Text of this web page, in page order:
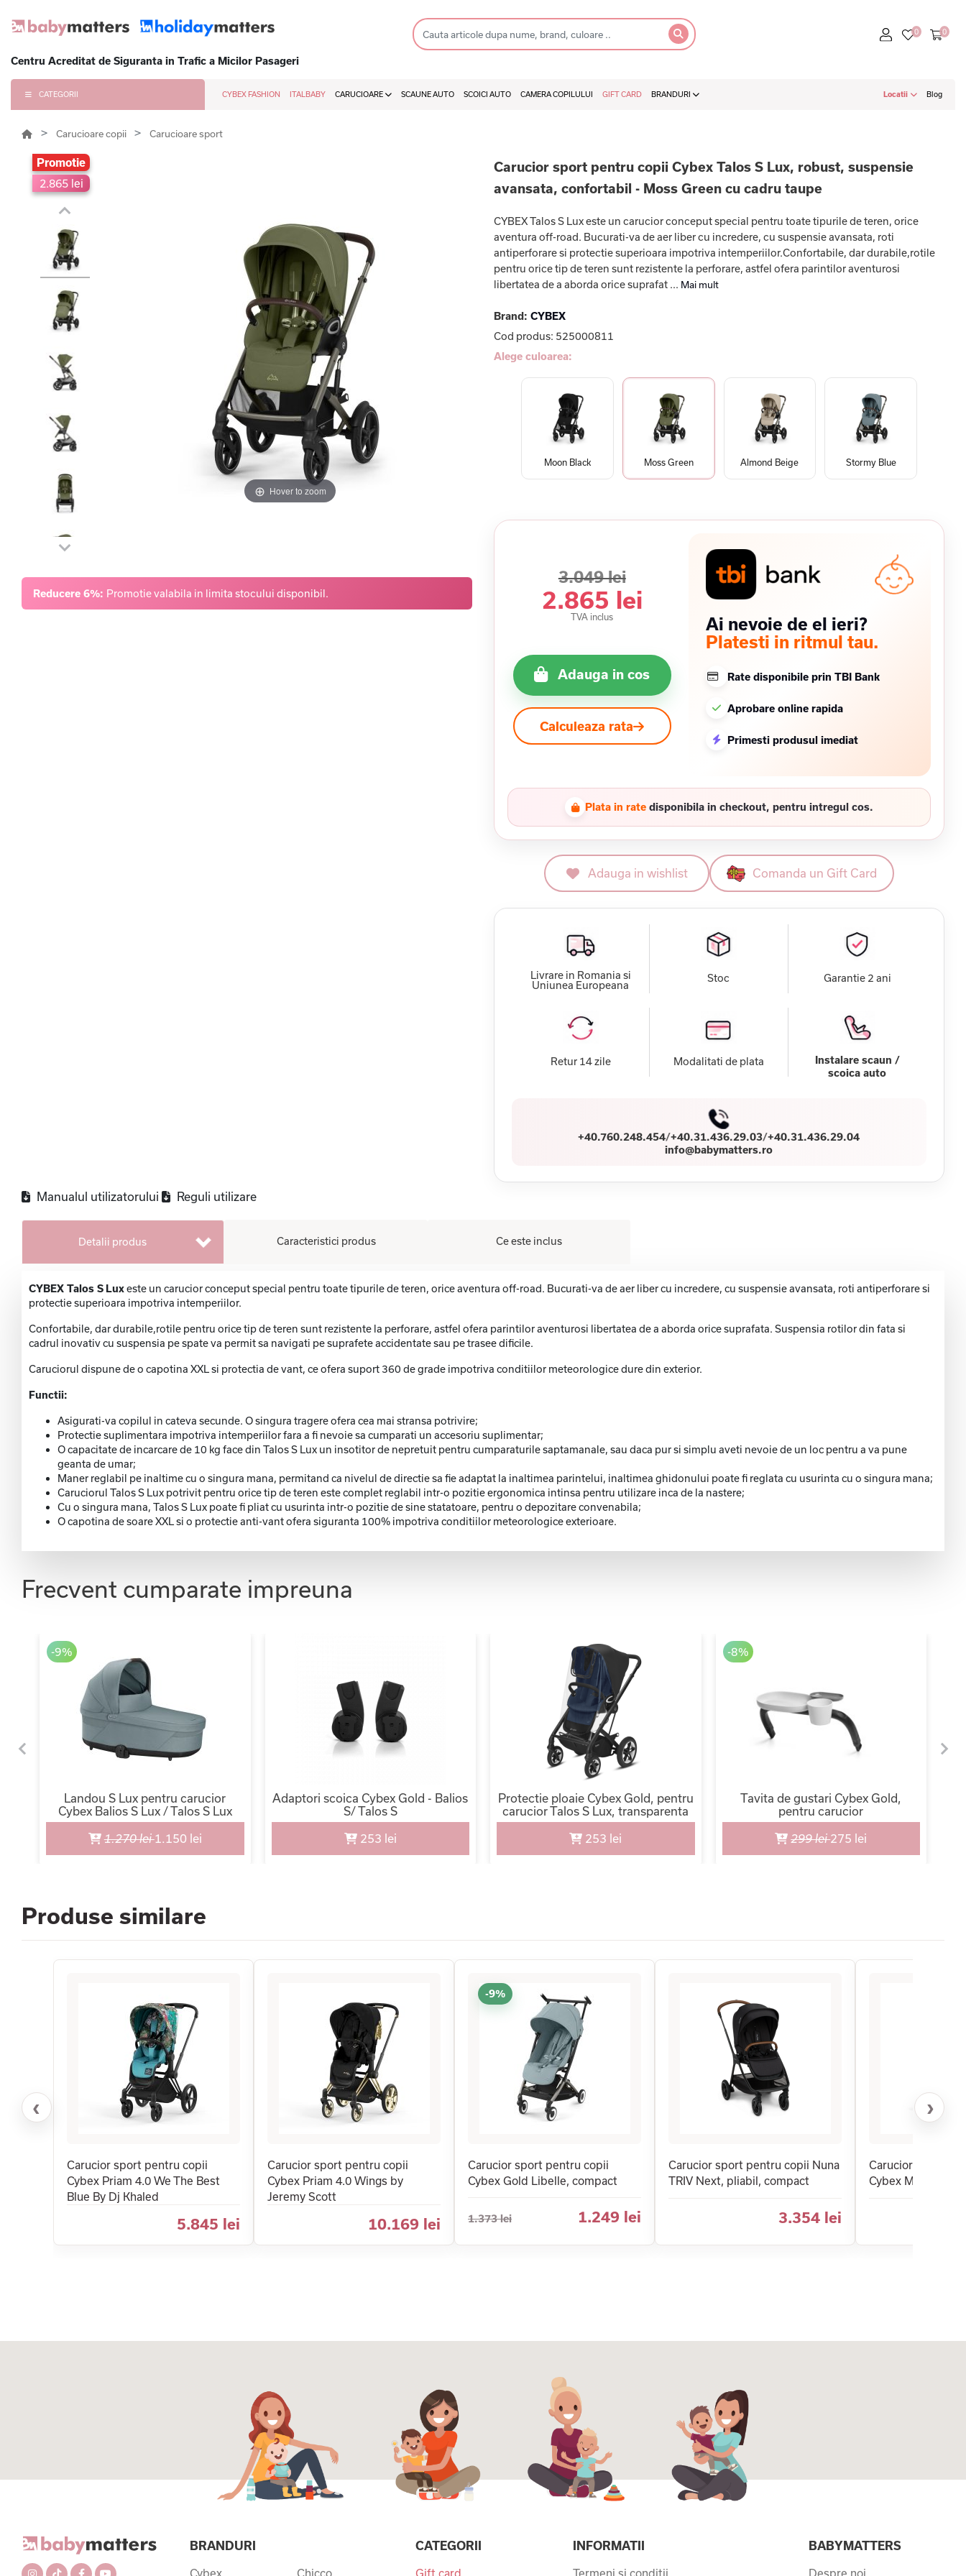
Centru Acreditat de Siguranta in Trafic a Micilor Pasageri
CATEGORII CYBEX FASHION ITALBABY CARUCIOARE SCAUNE AUTO SCOICI AUTO CAMERA COPILULUI GIFT CARD BRANDURI Locatii Blog
Carucioare copii Carucioare sport
Promotie
2.865 lei
Hover to zoom
Reducere 6%: Promotie valabila in limita stocului disponibil.
Carucior sport pentru copii Cybex Talos S Lux, robust, suspensie
avansata, confortabil - Moss Green cu cadru taupe
CYBEX Talos S Lux este un carucior conceput special pentru toate tipurile de teren, orice
aventura off-road. Bucurati-va de aer liber cu incredere, cu suspensie avansata, roti
antiperforare si protectie superioara impotriva intemperiilor.Confortabile, dar durabile,rotile
pentru orice tip de teren sunt rezistente la perforare, astfel ofera parintilor aventurosi
libertatea de a aborda orice suprafat ... Mai mult
Brand: CYBEX
Cod produs: 525000811
Alege culoarea:
Moon Black Moss Green Almond Beige Stormy Blue
3.049 lei
2.865 lei
TVA inclus
Adauga in cos
Calculeaza rata
Ai nevoie de el ieri?
Platesti in ritmul tau.
Rate disponibile prin TBI Bank
Aprobare online rapida
Primesti produsul imediat
Plata in rate disponibila in checkout, pentru intregul cos.
Adauga in wishlist Comanda un Gift Card
Livrare in Romania si
Uniunea Europeana
Stoc Garantie 2 ani
Retur 14 zile Modalitati de plata
Instalare scaun /
scoica auto
+40.760.248.454/+40.31.436.29.03/+40.31.436.29.04
info@babymatters.ro
Manualul utilizatorului Reguli utilizare
Detalii produs Caracteristici produs Ce este inclus
CYBEX Talos S Luxeste un carucior conceput special pentru toate tipurile de teren, orice aventura off-road. Bucurati-va de aer liber cu incredere, cu suspensie avansata, roti antiperforare si
protectie superioara impotriva intemperiilor.
Confortabile, dar durabile,rotile pentru orice tip de teren sunt rezistente la perforare, astfel ofera parintilor aventurosi libertatea de a aborda orice suprafata. Suspensia rotilor din fata si
cadrul inovativ cu suspensia pe spate va permit sa navigati pe suprafete accidentate sau pe trasee dificile.
Caruciorul dispune de o capotina XXL si protectia de vant, ce ofera suport 360 de grade impotriva conditiilor meteorologice dure din exterior.
Functii:
Asigurati-va copilul in cateva secunde. O singura tragere ofera cea mai stransa potrivire;
Protectie suplimentara impotriva intemperiilor fara a fi nevoie sa cumparati un accesoriu suplimentar;
O capacitate de incarcare de 10 kg face din Talos S Lux un insotitor de nepretuit pentru cumparaturile saptamanale, sau daca pur si simplu aveti nevoie de un loc pentru a va pune
geanta de umar;
Maner reglabil pe inaltime cu o singura mana, permitand ca nivelul de directie sa fie adaptat la inaltimea parintelui, inaltimea ghidonului poate fi reglata cu usurinta cu o singura mana;
Caruciorul Talos S Lux potrivit pentru orice tip de teren este complet reglabil intr-o pozitie ergonomica intinsa pentru utilizare inca de la nastere;
Cu o singura mana, Talos S Lux poate fi pliat cu usurinta intr-o pozitie de sine statatoare, pentru o depozitare convenabila;
O capotina de soare XXL si o protectie anti-vant ofera siguranta 100% impotriva conditiilor meteorologice exterioare.
Frecvent cumparate impreuna
Landou S Lux pentru carucior
Cybex Balios S Lux / Talos S Lux
-9%
1.270 lei1.150 lei
Adaptori scoica Cybex Gold - Balios
S/ Talos S
253 lei
Protectie ploaie Cybex Gold, pentru
carucior Talos S Lux, transparenta
253 lei
Tavita de gustari Cybex Gold,
pentru carucior
-8%
299 lei275 lei
Produse similare
‹
Carucior sport pentru copii
Cybex Priam 4.0 We The Best
Blue By Dj Khaled
5.845 lei
Carucior sport pentru copii
Cybex Priam 4.0 Wings by
Jeremy Scott
10.169 lei
-9%
Carucior sport pentru copii
Cybex Gold Libelle, compact
1.373 lei 1.249 lei
Carucior sport pentru copii Nuna
TRIV Next, pliabil, compact
3.354 lei
Carucior sport
Cybex Mios
›
BRANDURI
Cybex Chicco
CATEGORII
Gift card
INFORMATII
Termeni si conditii
BABYMATTERS
Despre noi